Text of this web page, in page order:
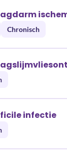
Chronisch
infectie